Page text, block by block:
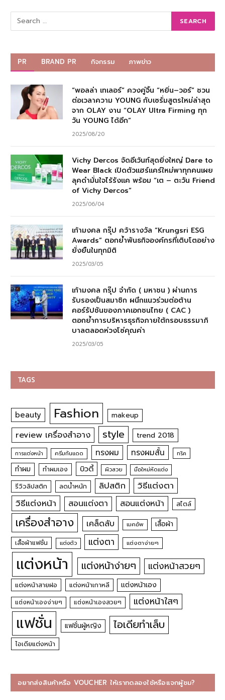
PR BRAND PR กิจกรรม ภาพข่าว
“พอลล่า เทเลอร์” ควงคู่จิ้น “หยิ่น–วอร์” ชวน
ต่อเวลาความ YOUNG กับเซรั่มสูตรใหม่ล่าสุด
จาก OLAY งาน “OLAY Ultra Firming ทุก
วัน YOUNG ได้อีก”
2025/08/20
Vichy Dercos จัดอีเว้นท์สุดยิ่งใหญ่ Dare to
Wear Black เปิดตัวแฮร์แคร์ใหม่พาทุกคนเผย
ลุคดำมั่นใจไร้รังแค พร้อม “เต – ตะวัน Friend
of Vichy Dercos”
2025/06/04
เก้ามงคล กรุ๊ป คว้ารางวัล “Krungsri ESG
Awards” ตอกย้ำพันธกิจองค์กรที่เติบโตอย่าง
ยั่งยืนในทุกมิติ
2025/03/05
เก้ามงคล กรุ๊ป จำกัด ( มหาชน ) ผ่านการ
รับรองเป็นสมาชิก ผนึกแนวร่วมต่อต้าน
คอร์รัปชันของภาคเอกชนไทย ( CAC )
ตอกย้ำการบริหารธุรกิจภายใต้กรอบธรรมาภิ
บาลตลอดห่วงโซ่คุณค่า
2025/03/05
TAGS
beauty Fashion makeup
review เครื่องสำอาง style trend 2018
การแต่งหน้า ครีมกันแดด ทรงผม ทรงผมสั้น ทริค
ทำผม ทำผมเอง บิวตี้ ผิวสวย มือใหม่หัดแต่ง
รีวิวลิปสติก ลดน้ำหนัก ลิปสติก
วิธีแต่งตา
วิธีแต่งหน้า
สอนแต่งตา สอนแต่งหน้า สไตล์
เครื่องสำอาง เคล็ดลับ เมคอัพ เสื้อผ้า
เสื้อผ้าแฟชั่น แต่งตัว แต่งตา แต่งตาง่ายๆ
แต่งหน้า แต่งหน้าง่ายๆ แต่งหน้าสวยๆ
แต่งหน้าสายฝอ แต่งหน้าเกาหลี แต่งหน้าเอง
แต่งหน้าเองง่ายๆ แต่งหน้าเองสวยๆ แต่งหน้าใสๆ
แฟชั่น แฟชั่นผู้หญิง ไอเดียทำเล็บ
ไอเดียแต่งหน้า
อยากส่งสินค้าหรือ VOUCHER ให้เราทดลองใช้หรือแจกผู้ชม?